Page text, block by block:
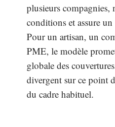
plusieurs compagnies,
conditions et assure
Pour un artisan, un
PME, le modèle
globale des
divergent sur ce point
du cadre habituel.